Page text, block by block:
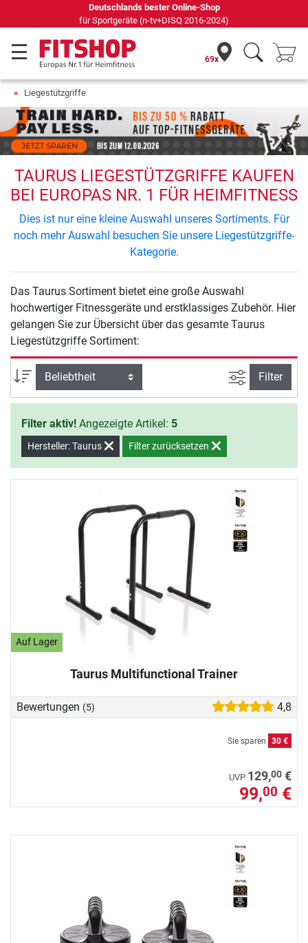
Deutschlands bester Online-Shop
für Sportgeräte (n-tv+DISQ 2016-2024)
69x
Liegestützgriffe
TAURUS LIEGESTÜTZGRIFFE KAUFEN
BEI EUROPAS NR. 1 FÜR HEIMFITNESS
Dies ist nur eine kleine Auswahl unseres Sortiments. Für
noch mehr Auswahl besuchen Sie unsere Liegestützgriffe-
Kategorie.
Das Taurus Sortiment bietet eine große Auswahl
hochwertiger Fitnessgeräte und erstklassiges Zubehör. Hier
gelangen Sie zur Übersicht über das gesamte Taurus
Liegestützgriffe Sortiment:
Sortierung Ansicht
Filter
Filter aktiv! Angezeigte Artikel: 5
Hersteller: Taurus Filter zurücksetzen
Auf Lager
Taurus Multifunctional Trainer
Bewertungen (5) 4,8
Sie sparen 30 €
UVP 129,00 €
99,00 €